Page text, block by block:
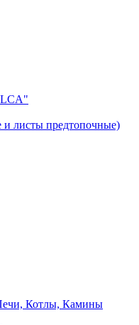
листы предтопочные)
Котлы, Камины